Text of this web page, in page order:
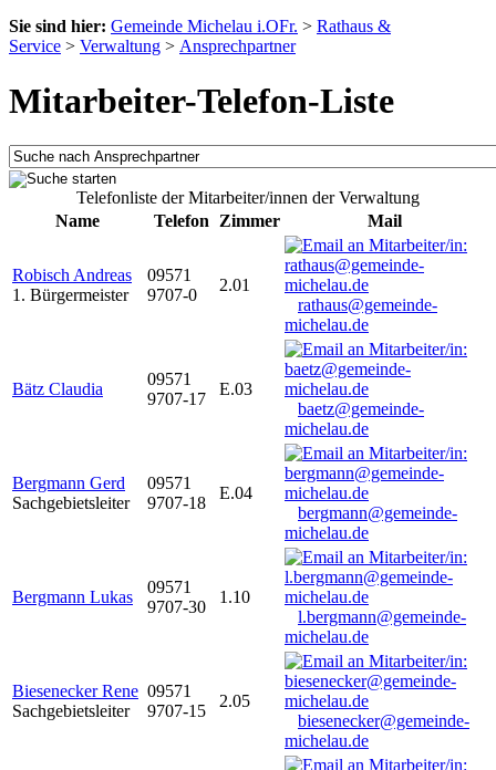
Sie sind hier: Gemeinde Michelau i.OFr. > Rathaus &
Service > Verwaltung > Ansprechpartner
Mitarbeiter-Telefon-Liste
Telefonliste der Mitarbeiter/innen der Verwaltung
Name
Telefon Zimmer Mail
Robisch Andreas
1. Bürgermeister
09571
9707-0
2.01
rathaus@gemeinde-
michelau.de
Bätz Claudia
09571
9707-17
E.03
baetz@gemeinde-
michelau.de
Bergmann Gerd
Sachgebietsleiter
09571
9707-18
E.04
bergmann@gemeinde-
michelau.de
Bergmann Lukas
09571
9707-30
1.10
l.bergmann@gemeinde-
michelau.de
Biesenecker Rene
Sachgebietsleiter
09571
9707-15
2.05
biesenecker@gemeinde-
michelau.de